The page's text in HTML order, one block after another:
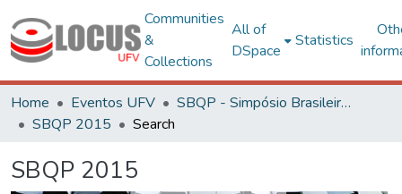
Communities
&
Collections
All of
DSpace
Statistics
Home Eventos UFV
SBQP - Simpósio Brasileiro de Qualidade do Projeto no Ambiente Construído
SBQP 2015
Search
SBQP 2015